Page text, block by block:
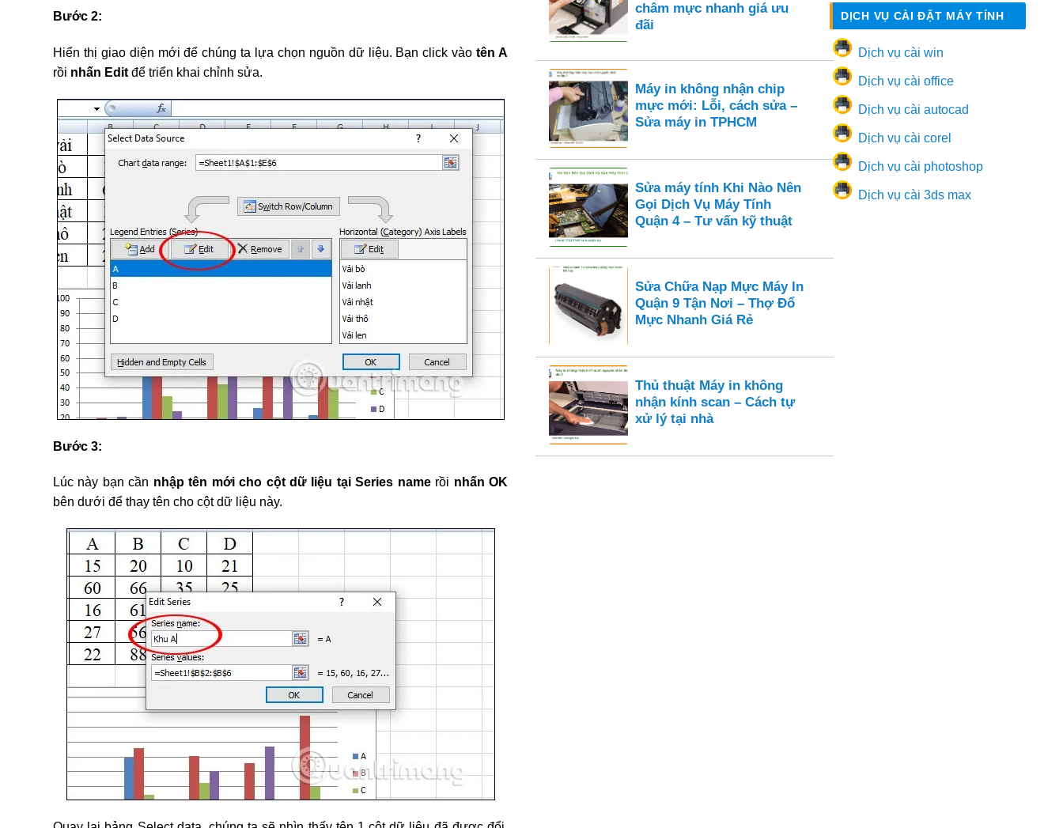
Bước 2:
Hiển thị giao diện mới để chúng ta lựa chọn nguồn dữ liệu. Bạn click vàotên A
rồi nhấn Edit để triển khai chỉnh sửa.
Bước 3:
Lúc này bạn cần nhập tên mới cho cột dữ liệu tại Series name rồi nhấn OK
bên dưới để thay tên cho cột dữ liệu này.
châm mực nhanh giá ưu
đãi
Máy in không nhận chip
mực mới: Lỗi, cách sửa –
Sửa máy in TPHCM
Sửa máy tính Khi Nào Nên
Gọi Dịch Vụ Máy Tính
Quận 4 – Tư vấn kỹ thuật
Sửa Chữa Nạp Mực Máy In
Quận 9 Tận Nơi – Thợ Đổ
Mực Nhanh Giá Rẻ
Thủ thuật Máy in không
nhận kính scan – Cách tự
xử lý tại nhà
DỊCH VỤ CÀI ĐẶT MÁY TÍNH
Dịch vụ cài win
Dịch vụ cài office
Dịch vụ cài autocad
Dịch vụ cài corel
Dịch vụ cài photoshop
Dịch vụ cài 3ds max